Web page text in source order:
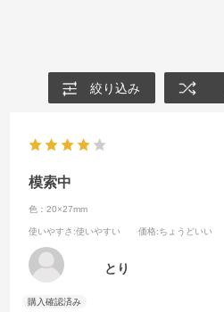
絞り込み
模索中
色：20×27mm
使いやすさ :使いやすい 価格:ちょうどいい
とり